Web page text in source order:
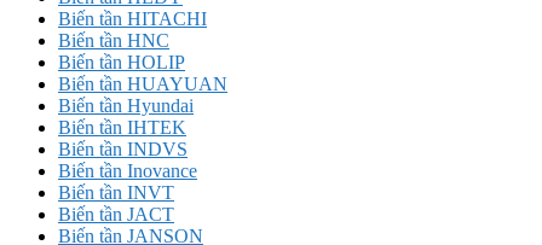
Biến tần HITACHI
Biến tần HNC
Biến tần HOLIP
Biến tần HUAYUAN
Biến tần Hyundai
Biến tần IHTEK
Biến tần INDVS
Biến tần Inovance
Biến tần INVT
Biến tần JACT
Biến tần JANSON